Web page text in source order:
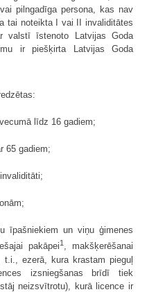
pilngadīga persona, kas nav
tai noteikta I vai II invaliditātes
valstī īstenoto Latvijas Goda
ir piešķirta Latvijas Goda
līdz 16 gadiem;
65 gadiem;
īpašniekiem un viņu ģimenes
pakāpei1, makšķerēšanai
ezerā, kura krastam pieguļ
izsniegšanas brīdī tiek
neizsvītrotu), kurā licence ir